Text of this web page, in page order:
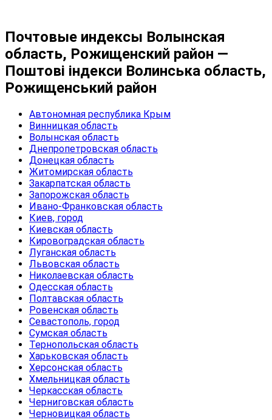
Почтовые индексы Волынская
область, Рожищенский район —
Поштові індекси Волинська область,
Рожищенський район
Автономная республика Крым
Винницкая область
Волынская область
Днепропетровская область
Донецкая область
Житомирская область
Закарпатская область
Запорожская область
Ивано-Франковская область
Киев, город
Киевская область
Кировоградская область
Луганская область
Львовская область
Николаевская область
Одесская область
Полтавская область
Ровенская область
Севастополь, город
Сумская область
Тернопольская область
Харьковская область
Херсонская область
Хмельницкая область
Черкасская область
Черниговская область
Черновицкая область